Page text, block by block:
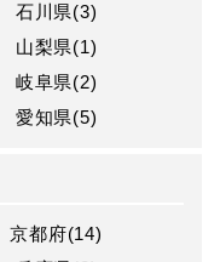
石川県(3)
山梨県(1)
岐阜県(2)
愛知県(5)
京都府(14)